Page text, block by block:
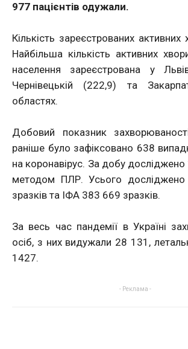
977 пацієнтів одужали.
Кількість зареєстрованих
Найбільша кількість активних
населення зареєстрована у
Чернівецькій (222,9) та
областях.
Добовий показник
раніше було зафіксовано 638
на коронавірус. За добу досліджено
методом ПЛР. Усього
зразків та ІФА 383 669 зразків.
За весь час пандемії в Україні
осіб, з них видужали 28 131,
1427.
- Реклама -